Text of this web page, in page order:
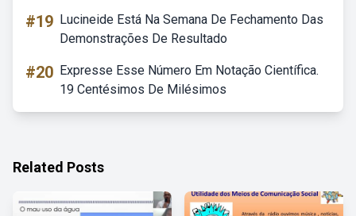
#19 Lucineide Está Na Semana De Fechamento Das
Demonstrações De Resultado
#20 Expresse Esse Número Em Notação Científica.
19 Centésimos De Milésimos
Related Posts